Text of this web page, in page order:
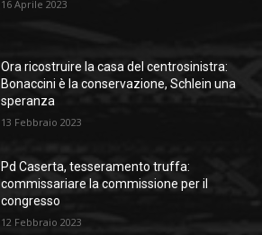
16 Aprile 2023
Ora ricostruire la casa del centrosinistra:
Bonaccini è la conservazione, Schlein una
speranza
13 Febbraio 2023
Pd Caserta, tesseramento truffa:
commissariare la commissione per il
congresso
12 Febbraio 2023